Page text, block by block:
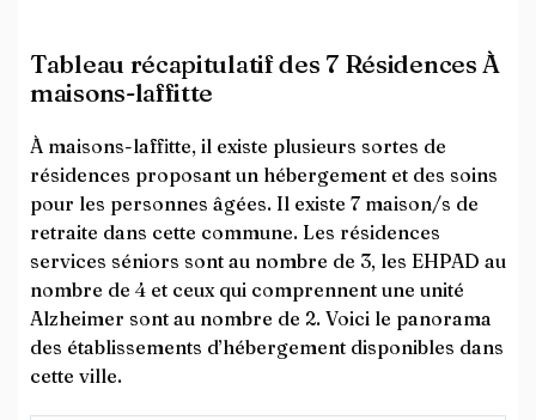
Tableau récapitulatif des 7 Résidences À
maisons-laffitte
À maisons-laffitte, il existe plusieurs sortes de
résidences proposant un hébergement et des soins
pour les personnes âgées. Il existe 7 maison/s de
retraite dans cette commune. Les résidences
services séniors sont au nombre de 3, les EHPAD au
nombre de 4 et ceux qui comprennent une unité
Alzheimer sont au nombre de 2. Voici le panorama
des établissements d’hébergement disponibles dans
cette ville.